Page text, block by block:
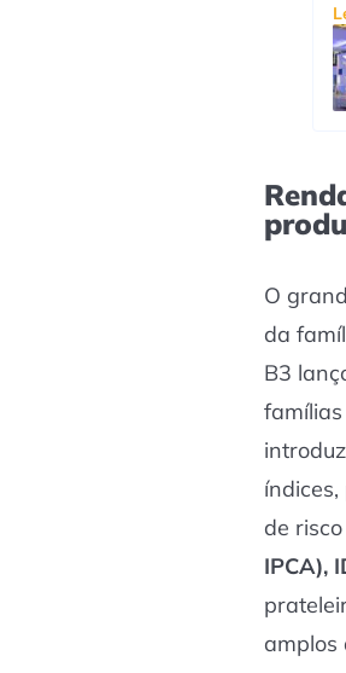
O
da
B3
de
IPCA),
amplos